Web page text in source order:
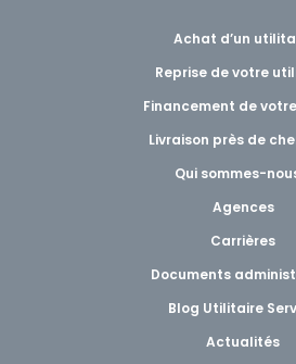
Achat d’un
Reprise de votre
Financement de
Livraison près de
Qui sommes-
Agences
Carrières
Documents
Blog Utilitaire
Actualités